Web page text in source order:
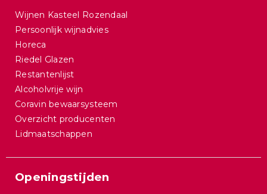
Wijnen Kasteel Rozendaal
Persoonlijk wijnadvies
Horeca
Riedel Glazen
Restantenlijst
Alcoholvrije wijn
Coravin bewaarsysteem
Overzicht producenten
Lidmaatschappen
Openingstijden